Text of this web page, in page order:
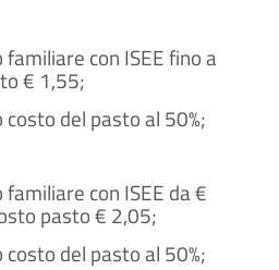
del
amministrativo
entro un massimo
familiare con ISEE fino a
€ 1,55;
del pasto al 50%;
familiare con ISEE da €
pasto € 2,05;
del pasto al 50%;